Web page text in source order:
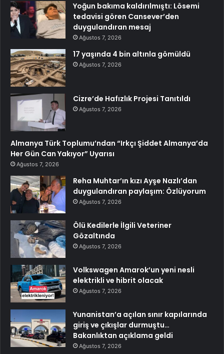
Yoğun bakıma kaldırılmıştı: Lösemi
tedavisi gören Cansever’den
duygulandıran mesaj
Ağustos 7, 2026
17 yaşında 4 bin altınla gömüldü
Ağustos 7, 2026
Cizre’de Hafızlık Projesi Tanıtıldı
Ağustos 7, 2026
Almanya Türk Toplumu’ndan “Irkçı Şiddet Almanya’da
Her Gün Can Yakıyor” Uyarısı
Ağustos 7, 2026
Reha Muhtar’ın kızı Ayşe Nazlı’dan
duygulandıran paylaşım: Özlüyorum
Ağustos 7, 2026
Ölü Kedilerle İlgili Veteriner
Gözaltında
Ağustos 7, 2026
Volkswagen Amarok’un yeni nesli
elektrikli ve hibrit olacak
Ağustos 7, 2026
Yunanistan’a açılan sınır kapılarında
giriş ve çıkışlar durmuştu…
Bakanlıktan açıklama geldi
Ağustos 7, 2026